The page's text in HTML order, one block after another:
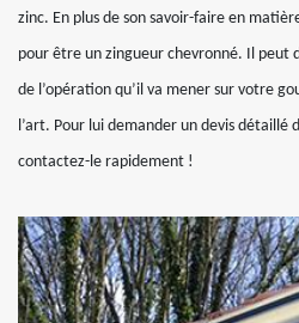
zinc. En plus de son savoir-faire en
pour être un zingueur chevronné. Il peut
de l’opération qu’il va mener sur votre
l’art. Pour lui demander un devis
contactez-le rapidement !